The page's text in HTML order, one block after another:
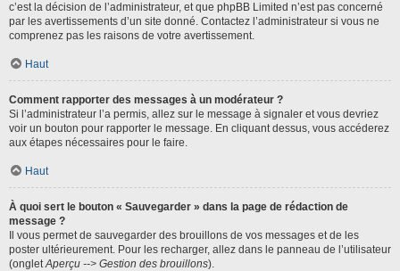
c’est la décision de l’administrateur, et que phpBB Limited n’est pas concerné
par les avertissements d’un site donné. Contactez l’administrateur si vous ne
comprenez pas les raisons de votre avertissement.
Haut
Comment rapporter des messages à un modérateur ?
Si l’administrateur l’a permis, allez sur le message à signaler et vous devriez
voir un bouton pour rapporter le message. En cliquant dessus, vous accéderez
aux étapes nécessaires pour le faire.
Haut
À quoi sert le bouton « Sauvegarder » dans la page de rédaction de
message ?
Il vous permet de sauvegarder des brouillons de vos messages et de les
poster ultérieurement. Pour les recharger, allez dans le panneau de l’utilisateur
(ongletAperçu --> Gestion des brouillons).